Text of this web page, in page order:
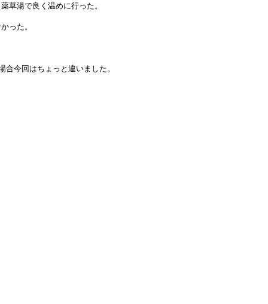
草湯で良く温めに行った。
った。
今回はちょっと違いました。